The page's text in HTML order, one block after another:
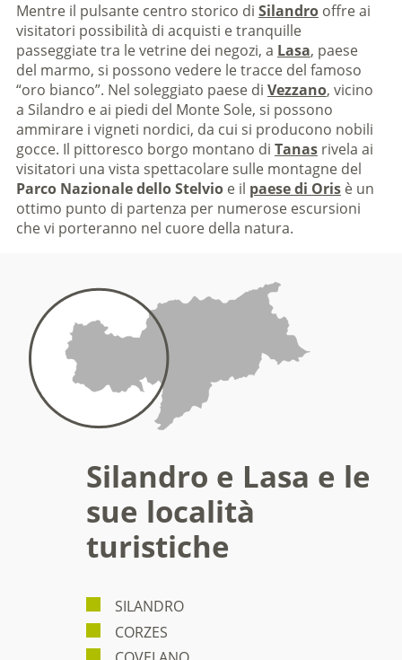
Mentre il pulsante centro storico di Silandro offre ai
visitatori possibilità di acquisti e tranquille
passeggiate tra le vetrine dei negozi, a Lasa, paese
del marmo, si possono vedere le tracce del famoso
“oro bianco”. Nel soleggiato paese di Vezzano, vicino
a Silandro e ai piedi del Monte Sole, si possono
ammirare i vigneti nordici, da cui si producono nobili
gocce. Il pittoresco borgo montano di Tanasrivela ai
visitatori una vista spettacolare sulle montagne del
Parco Nazionale dello Stelvioe il paese di Orisè un
ottimo punto di partenza per numerose escursioni
che vi porteranno nel cuore della natura.
Silandro e Lasa e le
sue località
turistiche
SILANDRO
CORZES